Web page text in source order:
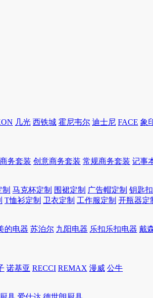
几光 西铁城 霍尼韦尔 迪士尼 FACE 象
务套装 创意商务套装 常规商务套装 记事
马克杯定制 围裙定制 广告帽定制 钥匙
T恤衫定制 卫衣定制 工作服定制 开瓶器定
的电器 苏泊尔 九阳电器 乐扣乐扣电器 戴
诺基亚 RECCI REMAX 漫威 公牛